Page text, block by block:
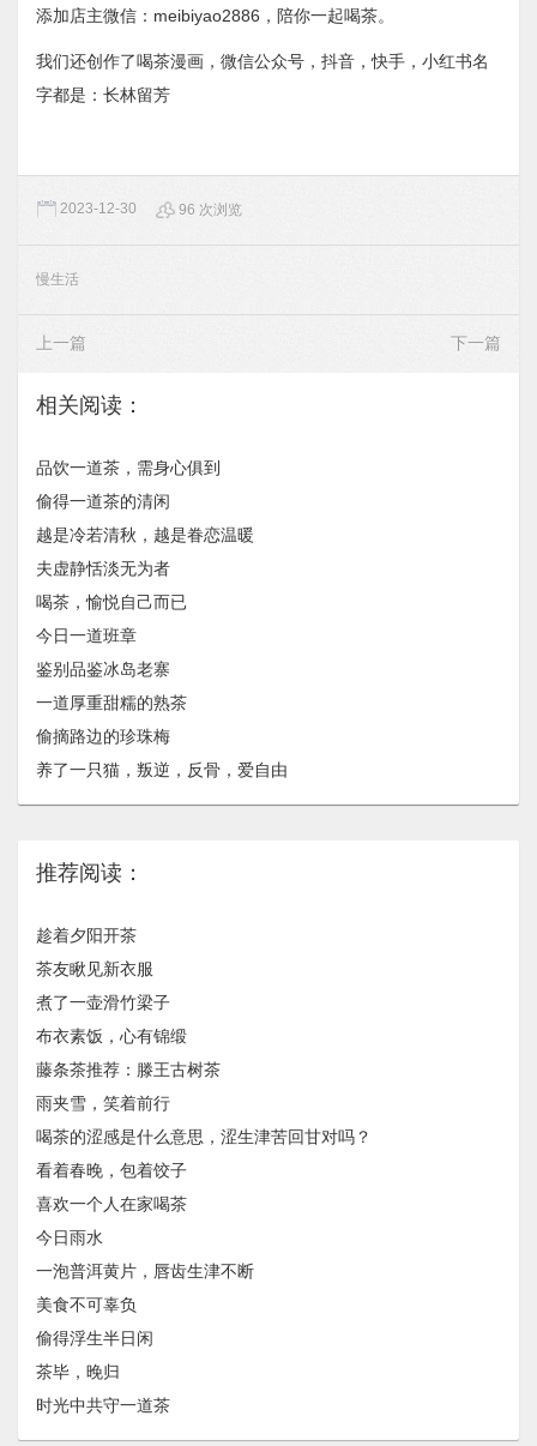
添加店主微信：meibiyao2886，陪你一起喝茶。
我们还创作了喝茶漫画，微信公众号，抖音，快手，小红书名
字都是：长林留芳
2023-12-30 96 次浏览
慢生活
上一篇 下一篇
相关阅读：
品饮一道茶，需身心俱到
偷得一道茶的清闲
越是冷若清秋，越是眷恋温暖
夫虚静恬淡无为者
喝茶，愉悦自己而已
今日一道班章
鉴别品鉴冰岛老寨
一道厚重甜糯的熟茶
偷摘路边的珍珠梅
养了一只猫，叛逆，反骨，爱自由
推荐阅读：
趁着夕阳开茶
茶友瞅见新衣服
煮了一壶滑竹梁子
布衣素饭，心有锦缎
藤条茶推荐：滕王古树茶
雨夹雪，笑着前行
喝茶的涩感是什么意思，涩生津苦回甘对吗？
看着春晚，包着饺子
喜欢一个人在家喝茶
今日雨水
一泡普洱黄片，唇齿生津不断
美食不可辜负
偷得浮生半日闲
茶毕，晚归
时光中共守一道茶